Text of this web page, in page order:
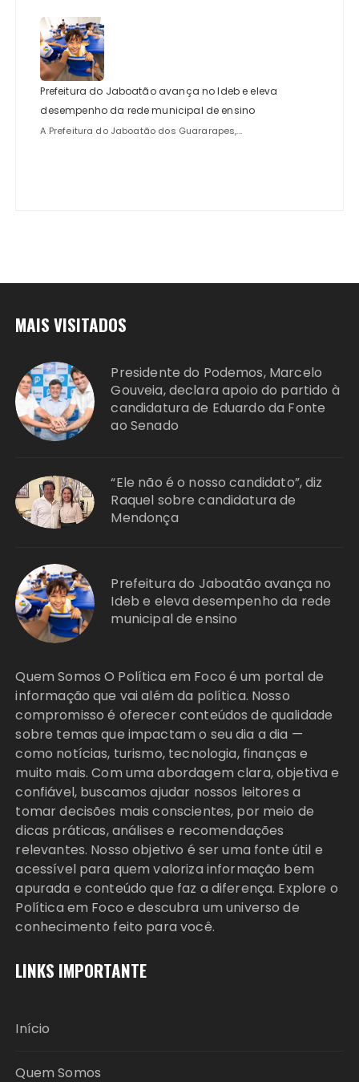
Prefeitura do Jaboatão avança no Ideb e eleva
desempenho da rede municipal de ensino
A Prefeitura do Jaboatão dos Guararapes,...
MAIS VISITADOS
Presidente do Podemos, Marcelo
Gouveia, declara apoio do partido à
candidatura de Eduardo da Fonte
ao Senado
“Ele não é o nosso candidato”, diz
Raquel sobre candidatura de
Mendonça
Prefeitura do Jaboatão avança no
Ideb e eleva desempenho da rede
municipal de ensino
Quem Somos O Política em Foco é um portal de
informação que vai além da política. Nosso
compromisso é oferecer conteúdos de qualidade
sobre temas que impactam o seu dia a dia —
como notícias, turismo, tecnologia, finanças e
muito mais. Com uma abordagem clara, objetiva e
confiável, buscamos ajudar nossos leitores a
tomar decisões mais conscientes, por meio de
dicas práticas, análises e recomendações
relevantes. Nosso objetivo é ser uma fonte útil e
acessível para quem valoriza informação bem
apurada e conteúdo que faz a diferença. Explore o
Política em Foco e descubra um universo de
conhecimento feito para você.
LINKS IMPORTANTE
Início
Quem Somos